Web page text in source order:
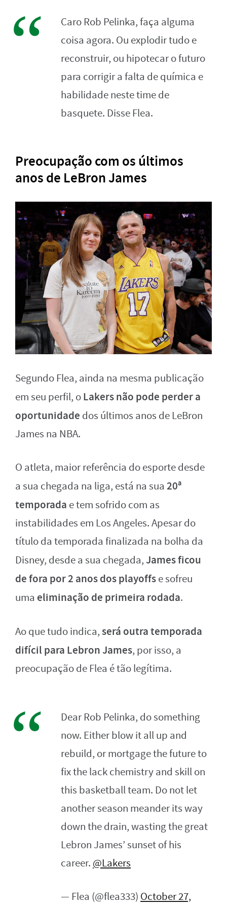
Caro Rob Pelinka, faça alguma
coisa agora. Ou explodir tudo e
reconstruir, ou hipotecar o futuro
para corrigir a falta de química e
habilidade neste time de
basquete. Disse Flea.
Preocupação com os últimos
anos de LeBron James
Segundo Flea, ainda na mesma publicação
em seu perfil, oLakers não pode perder a
oportunidade dos últimos anos de LeBron
James na NBA.
O atleta, maior referência do esporte desde
a sua chegada na liga, está na sua 20ª
temporada e tem sofrido com as
instabilidades em Los Angeles. Apesar do
título da temporada finalizada na bolha da
Disney, desde a sua chegada,James ficou
de fora por 2 anos dos playoffse sofreu
uma eliminação de primeira rodada.
Ao que tudo indica,será outra temporada
difícil para Lebron James, por isso, a
preocupação de Flea é tão legítima.
Dear Rob Pelinka, do something
now. Either blow it all up and
rebuild, or mortgage the future to
fix the lack chemistry and skill on
this basketball team. Do not let
another season meander its way
down the drain, wasting the great
Lebron James’ sunset of his
career. @Lakers
— Flea (@flea333) October 27,